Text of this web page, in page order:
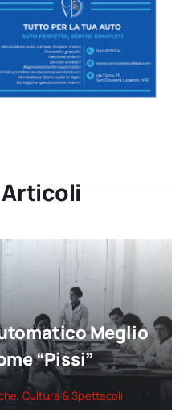
Meglio
“Pissi”
, Cultura & Spettacoli